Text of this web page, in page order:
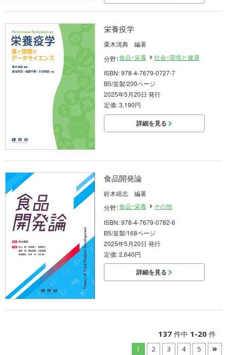
栄養疫学
栗木清典 編著
分野：食品・栄養
社会・環境と健康
ISBN: 978-4-7679-0727-7
B5/並製/200ページ
2025年5月20日 発行
定価: 3,190円
詳細を見る
食品開発論
鈴木靖志 編著
分野：食品・栄養
その他
ISBN: 978-4-7679-0782-6
B5/並製/168ページ
2025年5月20日 発行
定価: 2,640円
詳細を見る
137件中 1-20件
1
2 3 4 5 »